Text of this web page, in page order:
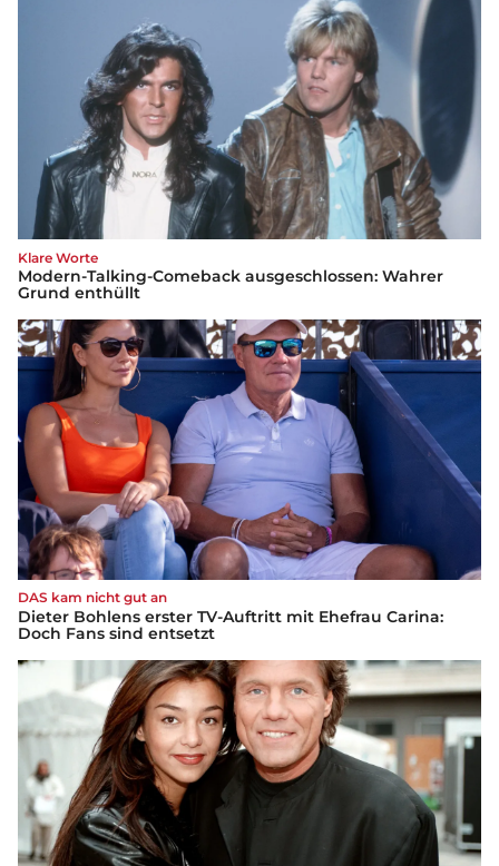
Klare Worte
Modern-Talking-Comeback ausgeschlossen: Wahrer
Grund enthüllt
DAS kam nicht gut an
Dieter Bohlens erster TV-Auftritt mit Ehefrau Carina:
Doch Fans sind entsetzt